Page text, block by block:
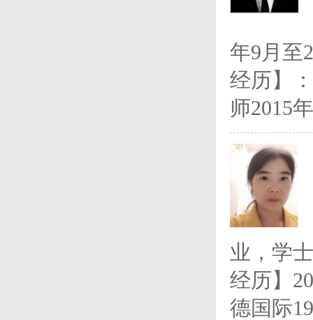
年9月至
经历】
师2015
业，学
经历】
德国际